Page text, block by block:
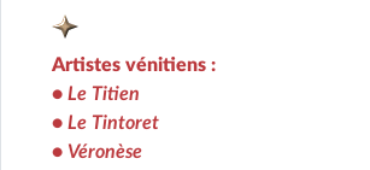
Artistes vénitiens :
• Le Titien
• Le Tintoret
• Véronèse